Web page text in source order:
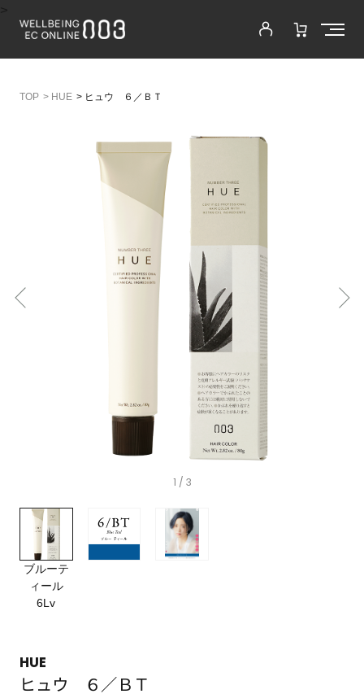
> HUE > ヒュウ ６／ＢＴ
1 / 3
ブルーテ
ィール
6Lv
HUE
ヒュウ ６／ＢＴ